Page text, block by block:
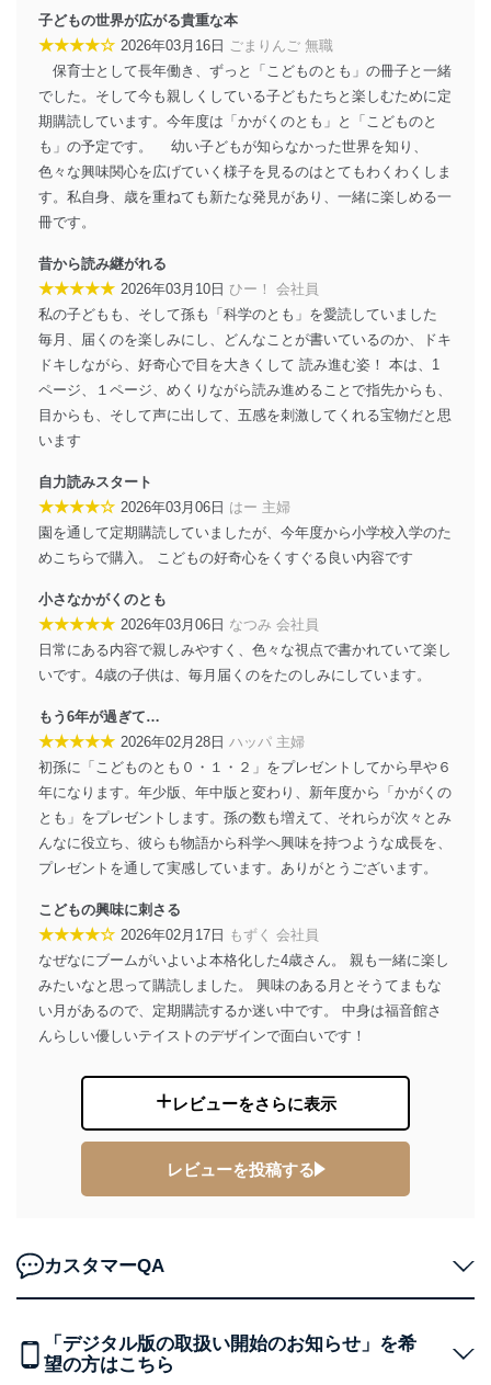
により、これを最新状態としています。
情報システムの使用に伴う漏洩等の防止
送信する場合に、当該ファイルへのパスワードを
設定しています。
個人情報保護マネジメントシステムの継続的改善
当社は、内部監査及びマネジメントレビューの機会を通
じて、個人情報保護マネジメントシステムを継続的に改
苦情及び相談受付け窓口
ステムに関するご相談及び苦情については以下までご連
絡ください。
適切、かつ迅速に対応させていただきます。
株式会社富士山マガジンサービス 個人情報問い合わせ
係
TEL：0570-200-223
e-mail： cs@fujisan.co.jp
改訂：2025年2月20日
制定：2005年4月1日
株式会社富士山マガジンサービス
代表取締役会長 西野 伸一郎
個人情報の取扱いについて
１．個人情報保護管理者
当社は以下の個人情報保護管理者を設置し、個人情報保
護管理者の責任のもと、個人情報を取得・アクセス・利
用・提供・管理いたします。
東京都渋谷区南平台町16-11
株式会社富士山マガジンサービス
代表取締役会長 西野 伸一郎
個人情報保護管理者: 経営管理グループディレクター 前
２．利用目的
当社が取り扱う開示対象個人情報の利用目的は次のとお
りです。
No
個人情報の種類 利用目的
当社の定期購読サ
ービス等をご利用
の方の個人情報
ｅメール等による商品、サービ
ス、キャンペーン等の広告の案内
のため
閲覧履歴や購買履歴等の情報を分
析して、趣味・嗜好に
当社にお問合わせ
いただいた方の個
人情報
質向上のため
の確認のため
子どもの世界が広がる貴重な本
★★★★☆ 2026年03月16日 ごまりんご 無職
保育士として長年働き、ずっと「こどものとも」の冊子と一緒
でした。そして今も親しくしている子どもたちと楽しむために定
期購読しています。今年度は「かがくのとも」と「こどものと
も」の予定です。 幼い子どもが知らなかった世界を知り、
色々な興味関心を広げていく様子を見るのはとてもわくわくしま
す。私自身、歳を重ねても新たな発見があり、一緒に楽しめる一
冊です。
昔から読み継がれる
★★★★★ 2026年03月10日 ひー！ 会社員
私の子どもも、そして孫も「科学のとも」を愛読していました
毎月、届くのを楽しみにし、どんなことが書いているのか、ドキ
ドキしながら、好奇心で目を大きくして 読み進む姿！ 本は、1
ページ、１ページ、めくりながら読み進めることで指先からも、
目からも、そして声に出して、五感を刺激してくれる宝物だと思
います
自力読みスタート
★★★★☆ 2026年03月06日 はー 主婦
園を通して定期購読していましたが、今年度から小学校入学のた
めこちらで購入。 こどもの好奇心をくすぐる良い内容です
小さなかがくのとも
★★★★★ 2026年03月06日 なつみ 会社員
日常にある内容で親しみやすく、色々な視点で書かれていて楽し
いです。4歳の子供は、毎月届くのをたのしみにしています。
もう6年が過ぎて…
★★★★★ 2026年02月28日 ハッパ 主婦
初孫に「こどものとも０・１・２」をプレゼントしてから早や６
年になります。年少版、年中版と変わり、新年度から「かがくの
とも」をプレゼントします。孫の数も増えて、それらが次々とみ
んなに役立ち、彼らも物語から科学へ興味を持つような成長を、
プレゼントを通して実感しています。ありがとうございます。
こどもの興味に刺さる
★★★★☆ 2026年02月17日 もずく 会社員
なぜなにブームがいよいよ本格化した4歳さん。 親も一緒に楽し
みたいなと思って購読しました。 興味のある月とそうてまもな
い月があるので、定期購読するか迷い中です。 中身は福音館さ
んらしい優しいテイストのデザインで面白いです！
レビューをさらに表示
レビューを投稿する
カスタマーQA
「デジタル版の取扱い開始のお知らせ」を希
望の方はこちら